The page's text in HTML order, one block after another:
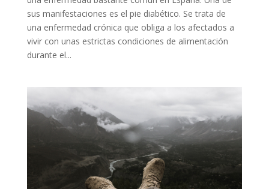
sus manifestaciones es el pie diabético. Se trata de
una enfermedad crónica que obliga a los afectados a
vivir con unas estrictas condiciones de alimentación
durante el...